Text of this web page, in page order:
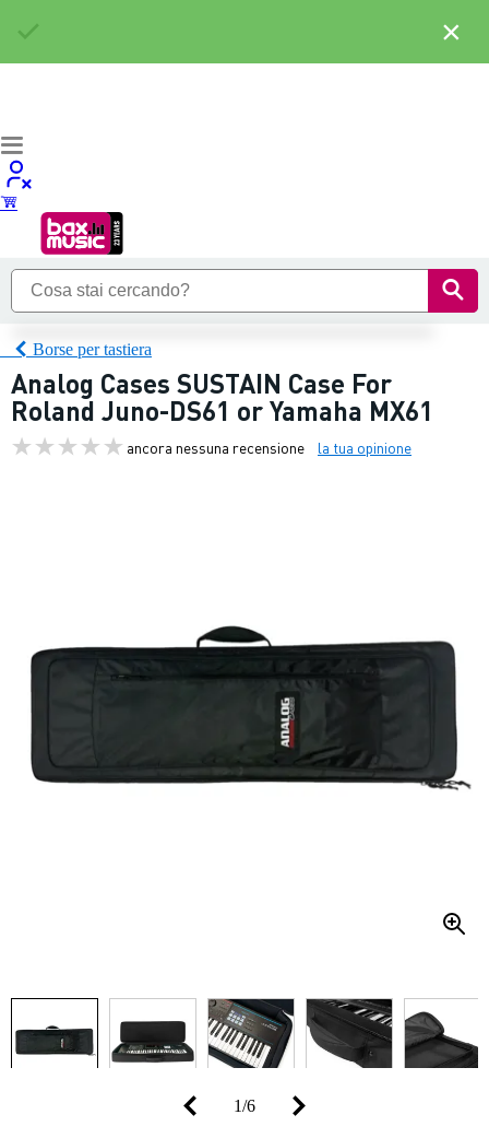
Borse per tastiera
Analog Cases SUSTAIN Case For
Roland Juno-DS61 or Yamaha MX61
ancora nessuna recensione la tua opinione
1/6
×